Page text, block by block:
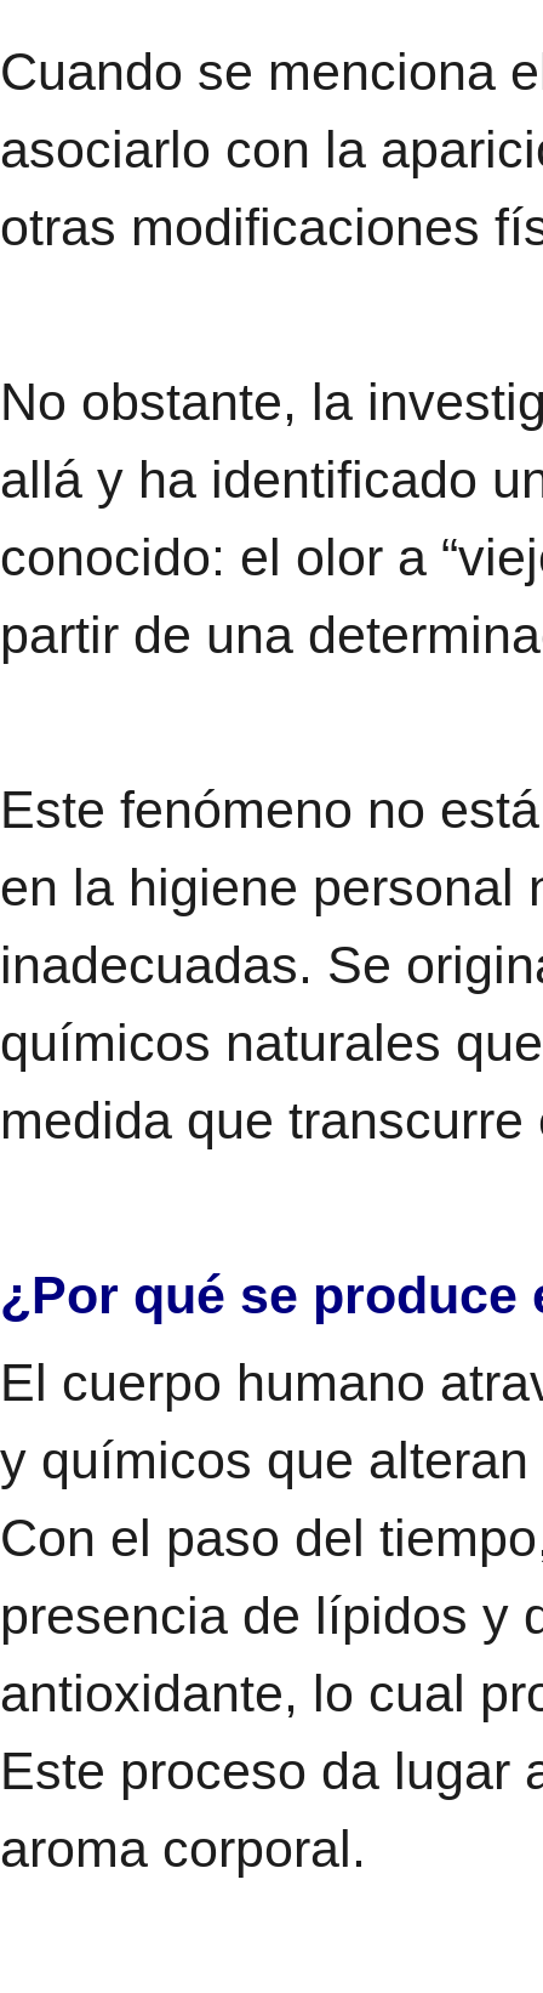
Cuando se menciona
asociarlo con la
otras modificaciones
No obstante, la
allá y ha identificado
conocido: el olor a
partir de una
Este fenómeno no
en la higiene personal
inadecuadas. Se
químicos naturales
medida que transcurre
¿Por qué se produce
El cuerpo humano
y químicos que
Con el paso del
presencia de lípidos y
antioxidante, lo cual
Este proceso da lugar
aroma corporal.